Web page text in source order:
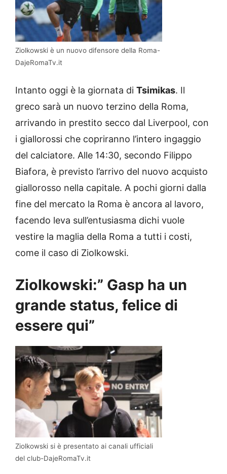
Ziolkowski è un nuovo difensore della Roma-
DajeRomaTv.it
Intanto oggi è la giornata di Tsimikas. Il
greco sarà un nuovo terzino della Roma,
arrivando in prestito secco dal Liverpool, con
i giallorossi che copriranno l’intero ingaggio
del calciatore. Alle 14:30, secondo Filippo
Biafora, è previsto l’arrivo del nuovo acquisto
giallorosso nella capitale. A pochi giorni dalla
fine del mercato la Roma è ancora al lavoro,
facendo leva sull’entusiasma dichi vuole
vestire la maglia della Roma a tutti i costi,
come il caso di Ziolkowski.
Ziolkowski:” Gasp ha un
grande status, felice di
essere qui”
Ziolkowski si è presentato ai canali ufficiali
del club-DajeRomaTv.it